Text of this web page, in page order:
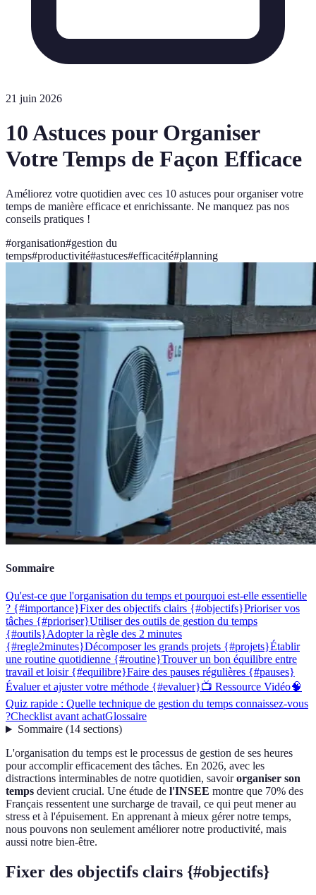
21 juin 2026
10 Astuces pour Organiser
Votre Temps de Façon Efficace
Améliorez votre quotidien avec ces 10 astuces pour organiser votre
temps de manière efficace et enrichissante. Ne manquez pas nos
conseils pratiques !
#organisation#gestion du
temps#productivité#astuces#efficacité#planning
Sommaire
Qu'est-ce que l'organisation du temps et pourquoi est-elle essentielle
? {#importance}Fixer des objectifs clairs {#objectifs}Prioriser vos
tâches {#prioriser}Utiliser des outils de gestion du temps
{#outils}Adopter la règle des 2 minutes
{#regle2minutes}Décomposer les grands projets {#projets}Établir
une routine quotidienne {#routine}Trouver un bon équilibre entre
travail et loisir {#equilibre}Faire des pauses régulières {#pauses}
Évaluer et ajuster votre méthode {#evaluer}📺 Ressource Vidéo🧠
Quiz rapide : Quelle technique de gestion du temps connaissez-vous
?Checklist avant achatGlossaire
Sommaire(14 sections)
L'organisation du temps est le processus de gestion de ses heures
pour accomplir efficacement des tâches. En 2026, avec les
distractions interminables de notre quotidien, savoirorganiser son
temps devient crucial. Une étude de l'INSEE montre que 70% des
Français ressentent une surcharge de travail, ce qui peut mener au
stress et à l'épuisement. En apprenant à mieux gérer notre temps,
nous pouvons non seulement améliorer notre productivité, mais
aussi notre bien-être.
Fixer des objectifs clairs {#objectifs}